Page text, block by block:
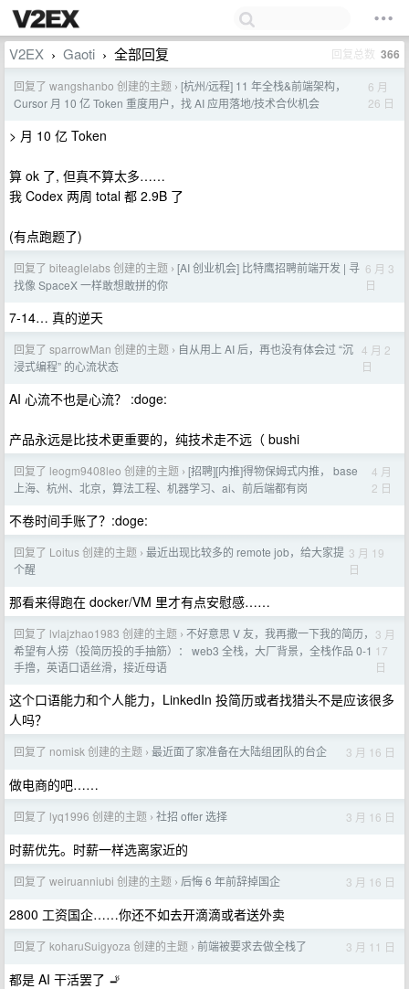
V2EX › Gaoti › 全部回复 回复总数 366
回复了 wangshanbo 创建的主题 › [杭州/远程] 11 年全栈&前端架构，
Cursor 月 10 亿 Token 重度用户，找 AI 应用落地/技术合伙机会
6 月
26 日
> 月 10 亿 Token
算 ok 了, 但真不算太多……
我 Codex 两周 total 都 2.9B 了
(有点跑题了)
回复了 biteaglelabs 创建的主题 › [AI 创业机会] 比特鹰招聘前端开发 | 寻
找像 SpaceX 一样敢想敢拼的你
6 月 3
日
7-14… 真的逆天
回复了 sparrowMan 创建的主题 › 自从用上 AI 后，再也没有体会过 “沉
浸式编程” 的心流状态
4 月 2
日
AI 心流不也是心流？ :doge:
产品永远是比技术更重要的，纯技术走不远（ bushi
回复了 leogm9408leo 创建的主题 › [招聘][内推]得物保姆式内推， base
上海、杭州、北京，算法工程、机器学习、ai、前后端都有岗
4 月
2 日
不卷时间手账了？:doge:
回复了 Loitus 创建的主题 › 最近出现比较多的 remote job，给大家提
个醒
3 月 19
日
那看来得跑在 docker/VM 里才有点安慰感……
回复了 lvlajzhao1983 创建的主题 › 不好意思 V 友，我再撒一下我的简历，
希望有人捞（投简历投的手抽筋）： web3 全栈，大厂背景，全栈作品 0-1
手撸，英语口语丝滑，接近母语
3 月
17
日
这个口语能力和个人能力，LinkedIn 投简历或者找猎头不是应该很多
人吗？
回复了 nomisk 创建的主题 › 最近面了家准备在大陆组团队的台企 3 月 16 日
做电商的吧……
回复了 lyq1996 创建的主题 › 社招 offer 选择 3 月 16 日
时薪优先。时薪一样选离家近的
回复了 weiruanniubi 创建的主题 › 后悔 6 年前辞掉国企 3 月 16 日
2800 工资国企……你还不如去开滴滴或者送外卖
回复了 koharuSuigyoza 创建的主题 › 前端被要求去做全栈了 3 月 11 日
都是 AI 干活罢了 🚬